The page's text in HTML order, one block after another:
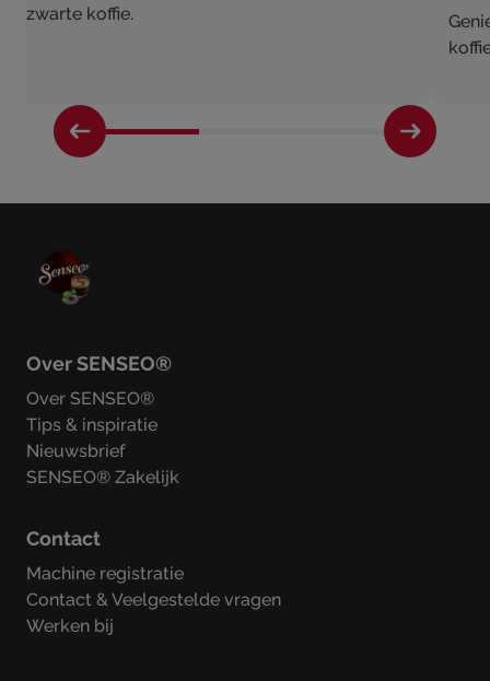
zwarte koffie.
Over SENSEO®
Over SENSEO®
Tips & inspiratie
Nieuwsbrief
SENSEO® Zakelijk
Contact
Machine registratie
Contact & Veelgestelde vragen
Werken bij